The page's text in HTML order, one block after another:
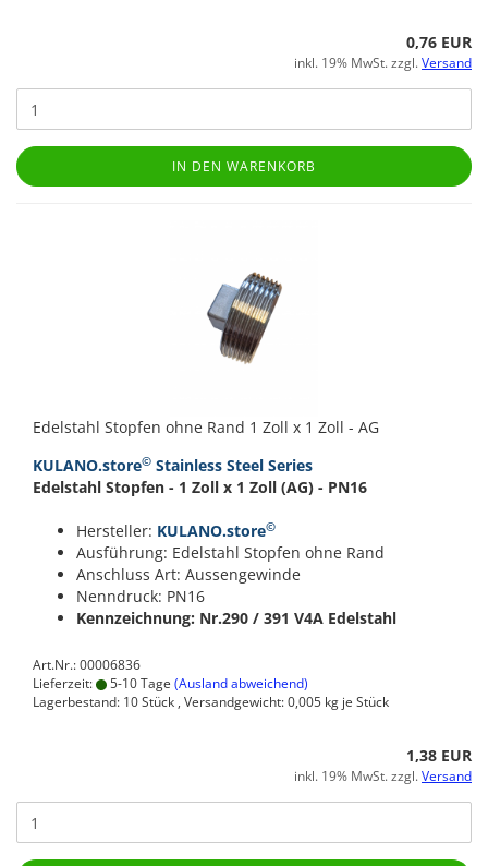
0,76 EUR
inkl. 19% MwSt. zzgl.Versand
IN DEN WARENKORB
Edelstahl Stopfen ohne Rand 1 Zoll x 1 Zoll - AG
KULANO.store© Stainless Steel Series
Edelstahl Stopfen - 1 Zoll x 1 Zoll (AG) - PN16
Hersteller: KULANO.store©
Ausführung: Edelstahl Stopfen ohne Rand
Anschluss Art: Aussengewinde
Nenndruck: PN16
Kennzeichnung: Nr.290 / 391 V4A Edelstahl
Art.Nr.: 00006836
Lieferzeit:
5-10 Tage (Ausland abweichend)
Lagerbestand: 10 Stück , Versandgewicht:0,005 kg je Stück
1,38 EUR
inkl. 19% MwSt. zzgl.Versand